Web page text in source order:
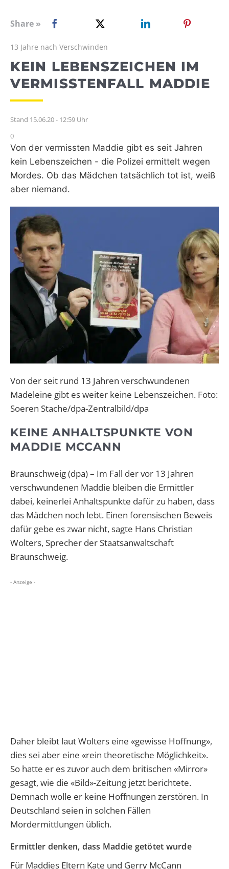
Share »
13 Jahre nach Verschwinden
KEIN LEBENSZEICHEN IM
VERMISSTENFALL MADDIE
Stand 15.06.20 - 12:59 Uhr
0
Von der vermissten Maddie gibt es seit Jahren
kein Lebenszeichen - die Polizei ermittelt wegen
Mordes. Ob das Mädchen tatsächlich tot ist, weiß
aber niemand.
Von der seit rund 13 Jahren verschwundenen
Madeleine gibt es weiter keine Lebenszeichen. Foto:
Soeren Stache/dpa-Zentralbild/dpa
KEINE ANHALTSPUNKTE VON
MADDIE MCCANN
Braunschweig (dpa) – Im Fall der vor 13 Jahren
verschwundenen Maddie bleiben die Ermittler
dabei, keinerlei Anhaltspunkte dafür zu haben, dass
das Mädchen noch lebt. Einen forensischen Beweis
dafür gebe es zwar nicht, sagte Hans Christian
Wolters, Sprecher der Staatsanwaltschaft
Braunschweig.
- Anzeige -
Daher bleibt laut Wolters eine «gewisse Hoffnung»,
dies sei aber eine «rein theoretische Möglichkeit».
So hatte er es zuvor auch dem britischen «Mirror»
gesagt, wie die «Bild»-Zeitung jetzt berichtete.
Demnach wolle er keine Hoffnungen zerstören. In
Deutschland seien in solchen Fällen
Mordermittlungen üblich.
Ermittler denken, dass Maddie getötet wurde
Für Maddies Eltern Kate und Gerry McCann